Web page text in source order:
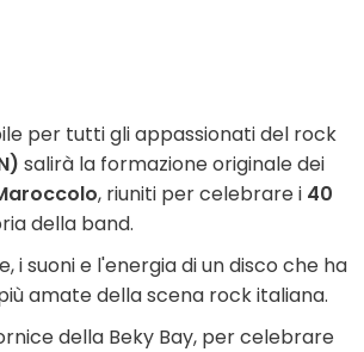
per tutti gli appassionati del rock
salirà la formazione originale dei
, riuniti per celebrare i 40
della band.
suoni e l'energia di un disco che ha
amate della scena rock italiana.
della Beky Bay, per celebrare